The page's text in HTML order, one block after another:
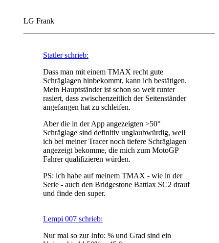
LG Frank
Statler schrieb:
Dass man mit einem TMAX recht gute
Schräglagen hinbekommt, kann ich bestätigen.
Mein Hauptständer ist schon so weit runter
rasiert, dass zwischenzeitlich der Seitenständer
angefangen hat zu schleifen.
Aber die in der App angezeigten >50°
Schräglage sind definitiv unglaubwürdig, weil
ich bei meiner Tracer noch tiefere Schräglagen
angezeigt bekomme, die mich zum MotoGP
Fahrer qualifizieren würden.
PS: ich habe auf meinem TMAX - wie in der
Serie - auch den Bridgestone Battlax SC2 drauf
und finde den super.
Lempi 007 schrieb:
Nur mal so zur Info: % und Grad sind ein